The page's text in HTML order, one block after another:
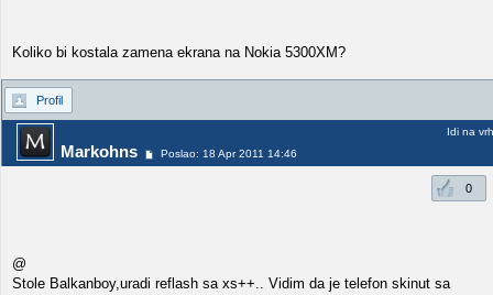
Koliko bi kostala zamena ekrana na Nokia 5300XM?
Profil
Markohns Poslao: 18 Apr 2011 14:46
Idi na vrh
0
@
Stole Balkanboy,uradi reflash sa xs++.. Vidim da je telefon skinut sa